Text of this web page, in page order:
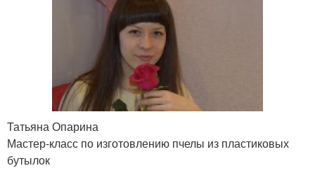
Татьяна Опарина
Мастер-класс по изготовлению пчелы из пластиковых
бутылок